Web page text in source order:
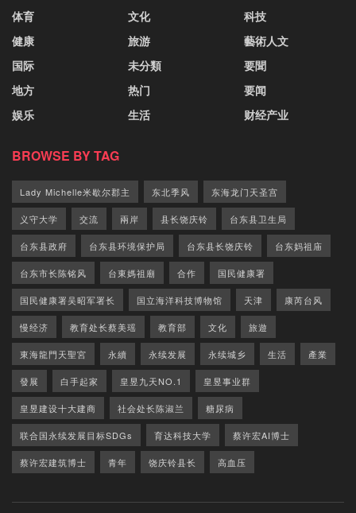
体育
健康
国际
地方
娱乐
文化
旅游
未分類
热门
生活
科技
藝術人文
要聞
要闻
财经产业
BROWSE BY TAG
Lady Michelle米歇尔郡主 东北季风 东海龙门天圣宫
义守大学 交流 兩岸 县长饶庆铃 台东县卫生局
台东县政府 台东县环境保护局 台东县长饶庆铃 台东妈祖庙
台东市长陈铭风 台東媽祖廟 合作 国民健康署
国民健康署吴昭军署长 国立海洋科技博物馆 天津 康芮台风
慢经济 教育处长蔡美瑶 教育部 文化 旅遊
東海龍門天聖宮 永續 永续发展 永续城乡 生活 產業
發展 白手起家 皇昱九天NO.1 皇昱事业群
皇昱建设十大建商 社会处长陈淑兰 糖尿病
联合国永续发展目标SDGs 育达科技大学 蔡许宏AI博士
蔡许宏建筑博士 青年 饶庆铃县长 高血压